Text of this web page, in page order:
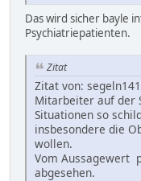
Das wird sicher bayle
Psychiatriepatienten.
Zitat
Zitat von:
Mitarbeiter auf der
Situationen so
insbesondere die
wollen.
Vom Aussagewert
abgesehen.